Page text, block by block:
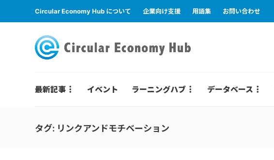
Circular Economy Hub について 企業向け支援 用語集 お問い合わせ
最新記事 イベント ラーニングハブ データベース
タグ: リンクアンドモチベーション